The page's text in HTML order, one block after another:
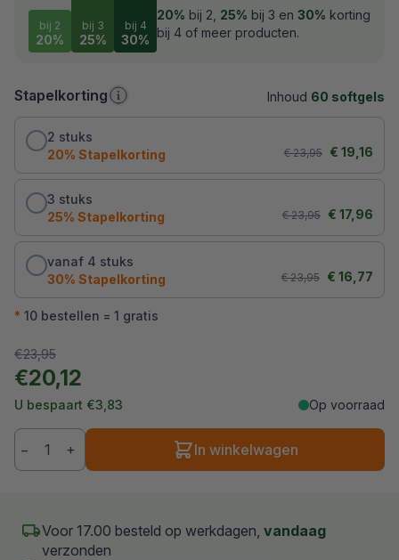
bij 2
20%
bij 3
25%
bij 4
30%
20% bij 2, 25% bij 3 en 30% korting
bij 4 of meer producten.
20% korting bij 2
25% korting bij 3
30% korting bij 4
Stapelkorting
2 stuks
2 stuks, 20% korting, € 19,16 per stuk
20% Stapelkorting Originele prijs:
€ 23,95 € 19,16
3 stuks
3 stuks, 25% korting, € 17,96 per stuk
25% Stapelkorting Originele prijs:
€ 23,95 € 17,96
vanaf 4 stuks
vanaf 4 stuks, 30% korting, € 16,77 per stuk
30% Stapelkorting Originele prijs:
€ 23,95 € 16,77
* 10 bestellen = 1 gratis
Uw totaal
Originele prijs:
€23,95
Uw totaal:
€20,12
U bespaart:
U bespaart €3,83
Inhoud 60 softgels
Op voorraad
Aantal
− + In winkelwagen
Voor 17.00 besteld op werkdagen, vandaag
verzonden